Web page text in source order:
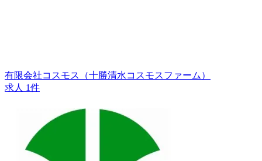
有限会社コスモス（十勝清水コスモスファーム）
求人 1件